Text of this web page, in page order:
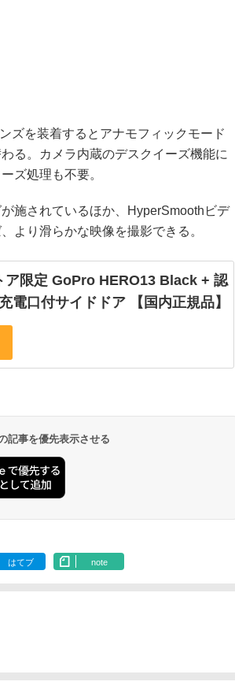
ズを装着するとアナモフィックモード
る。カメラ内蔵のデスクイーズ機能に
ズ処理も不要。
施されているほか、HyperSmoothビデ
より滑らかな映像を撮影できる。
ア限定 GoPro HERO13 Black + 認
電口付サイドドア 【国内正規品】
記事を優先表示させる
はてブ note